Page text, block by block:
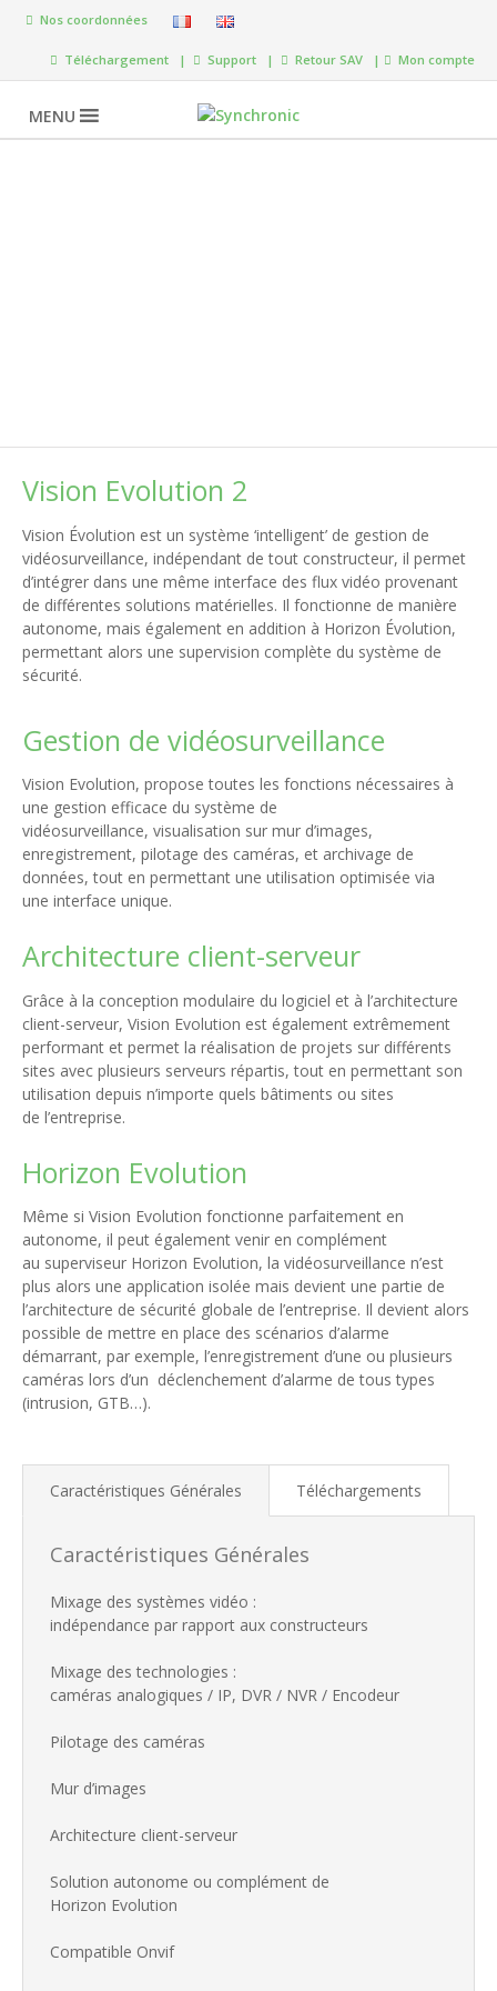
Nos coordonnées
Téléchargement | Support | Retour SAV | Mon compte
MENU
Vision Evolution 2
Vision Évolution est un système ‘intelligent’ de gestion de
vidéosurveillance, indépendant de tout constructeur, il permet
d’intégrer dans une même interface des flux vidéo provenant
de différentes solutions matérielles. Il fonctionne de manière
autonome, mais également en addition à Horizon Évolution,
permettant alors une supervision complète du système de
sécurité.
Gestion de vidéosurveillance
Vision Evolution, propose toutes les fonctions nécessaires à
une gestion efficace du système de
vidéosurveillance, visualisation sur mur d’images,
enregistrement, pilotage des caméras, et archivage de
données, tout en permettant une utilisation optimisée via
une interface unique.
Architecture client-serveur
Grâce à la conception modulaire du logiciel et à l’architecture
client-serveur, Vision Evolution est également extrêmement
performant et permet la réalisation de projets sur différents
sites avec plusieurs serveurs répartis, tout en permettant son
utilisation depuis n’importe quels bâtiments ou sites
de l’entreprise.
Horizon Evolution
Même si Vision Evolution fonctionne parfaitement en
autonome, il peut également venir en complément
au superviseur Horizon Evolution, la vidéosurveillance n’est
plus alors une application isolée mais devient une partie de
l’architecture de sécurité globale de l’entreprise. Il devient alors
possible de mettre en place des scénarios d’alarme
démarrant, par exemple, l’enregistrement d’une ou plusieurs
caméras lors d’un déclenchement d’alarme de tous types
(intrusion, GTB…).
Caractéristiques Générales Téléchargements
Caractéristiques Générales
Mixage des systèmes vidéo :
indépendance par rapport aux constructeurs
Mixage des technologies :
caméras analogiques / IP, DVR / NVR / Encodeur
Pilotage des caméras
Mur d’images
Architecture client-serveur
Solution autonome ou complément de
Horizon Evolution
Compatible Onvif